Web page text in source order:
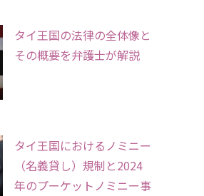
タイ王国の法律の全体像と
その概要を弁護士が解説
タイ王国におけるノミニー
（名義貸し）規制と2024
年のプーケットノミニー事